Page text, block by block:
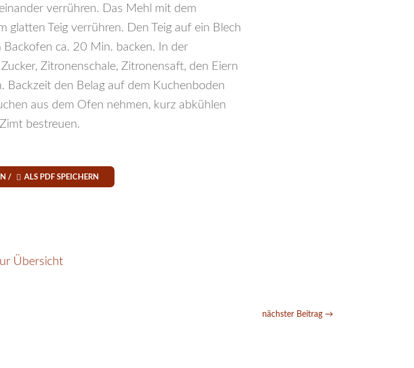
verrühren. Das Mehl mit dem
glatten Teig verrühren. Den Teig auf ein Blech
ca. 20 Min. backen. In der
Zitronenschale, Zitronensaft, den Eiern
den Belag auf dem Kuchenboden
aus dem Ofen nehmen, kurz abkühlen
bestreuen.
/  ALS PDF SPEICHERN
Übersicht
nächster Beitrag→